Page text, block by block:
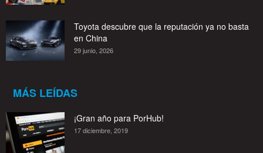
Toyota descubre que la reputación ya no basta
en China
29 junio, 2026
MÁS LEÍDAS
¡Gran año para PorHub!
17 diciembre, 2019